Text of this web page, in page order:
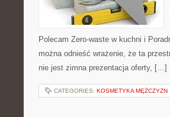
Polecam Zero-waste w kuchni i
można odnieść wrażenie, że ta
nie jest zimna prezentacja oferty, […]
CATEGORIES: KOSMETYKA MĘŻCZYZN